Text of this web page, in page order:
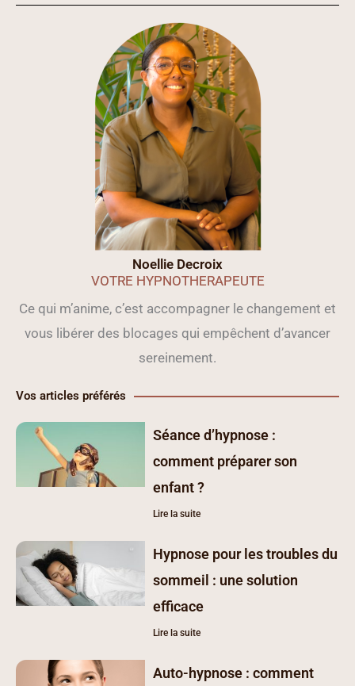
Noellie Decroix
VOTRE HYPNOTHERAPEUTE
Ce qui m’anime, c’est accompagner le changement et
vous libérer des blocages qui empêchent d’avancer
sereinement.
Vos articles préférés
Séance d’hypnose :
comment préparer son
enfant ?
Lire la suite
Hypnose pour les troubles du
sommeil : une solution
efficace
Lire la suite
Auto-hypnose : comment